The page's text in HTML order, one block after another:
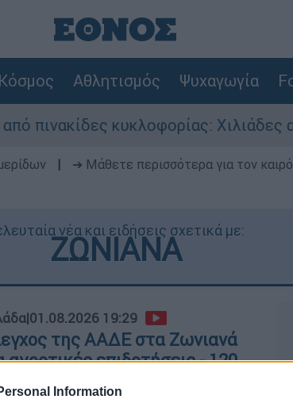
Information
Κόσμος Αθλητισμός Ψυχαγωγία
κυκλοφορίας: Χιλιάδες
➔ Μάθετε περισσότερα για τον
νέα και ειδήσεις σχετικά με:
ΖΩΝΙΑΝΑ
|01.08.2026 19:29
της ΑΑΔΕ στα Ζωνιανά
αγροτικές επιδοτήσεις - 120
τους 195 κτηνοτρόφους δεν